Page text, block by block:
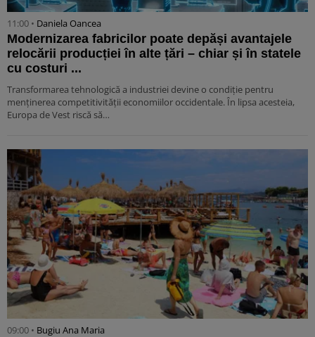
11:00 • Daniela Oancea
Modernizarea fabricilor poate depăși avantajele
relocării producției în alte țări – chiar și în statele
cu costuri ...
Transformarea tehnologică a industriei devine o condiție pentru
menținerea competitivității economiilor occidentale. În lipsa acesteia,
Europa de Vest riscă să…
09:00 • Bugiu ⁠Ana Maria